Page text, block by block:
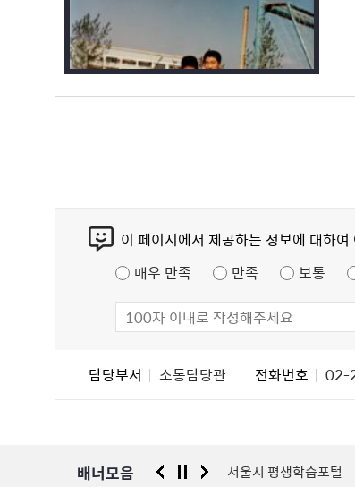
이 페이지에서 제공하는 정보에 대하
매우 만족
만족 보통
담당부서 소통담당관 전화번호 02-
배너모음
경찰청 유실물 통합포털 서울시 평생학습포털